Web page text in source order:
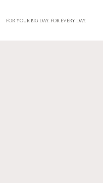
FOR YOUR BIG DAY. FOR EVERY DAY.